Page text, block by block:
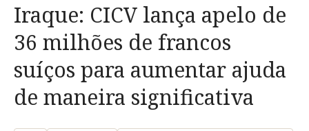
Iraque: CICV lança apelo de
36 milhões de francos
suíços para aumentar ajuda
de maneira significativa